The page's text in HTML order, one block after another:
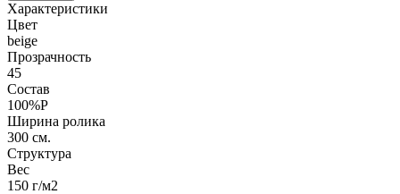
Характеристики
Цвет
beige
Прозрачность
45
Состав
100%P
Ширина ролика
300 см.
Структура
Вес
150 г/м2